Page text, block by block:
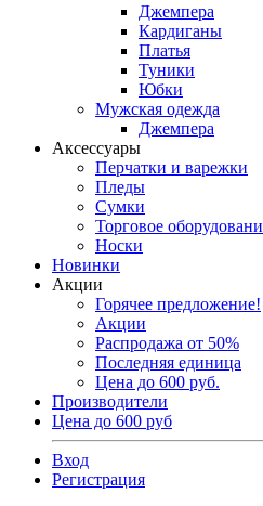
Джемпера
Кардиганы
Платья
Туники
Юбки
Мужская одежда
Джемпера
Аксессуары
Перчатки и варежки
Пледы
Сумки
Торговое
Носки
Новинки
Акции
Горячее предложение!
Акции
Распродажа от 50%
Последняя единица
Цена до 600 руб.
Производители
Цена до 600 руб
Вход
Регистрация